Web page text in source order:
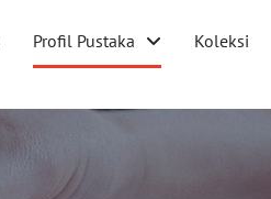
Profil Pustaka Koleksi